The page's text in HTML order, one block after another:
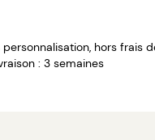
personnalisation, hors frais
: 3 semaines